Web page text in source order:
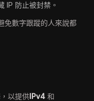
IP 防止被封禁。
免數字跟蹤的人來說都
以提供IPv4 和